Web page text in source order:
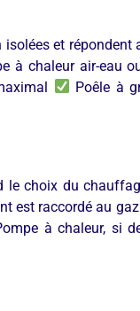
et répondent
à chaleur air-eau
Poêle à
le choix du
est raccordé au
à chaleur, si